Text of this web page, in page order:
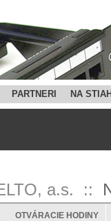
PARTNERI NA
a.s. ::
OTVÁRACIE HODINY